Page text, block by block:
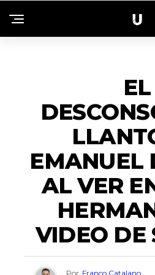
EL
EMANUEL
AL VER
VIDEO DE
Por Franco Catalano